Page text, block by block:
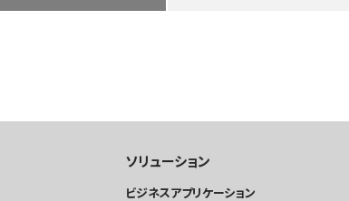
ソリューション
ビジネスアプリケーション